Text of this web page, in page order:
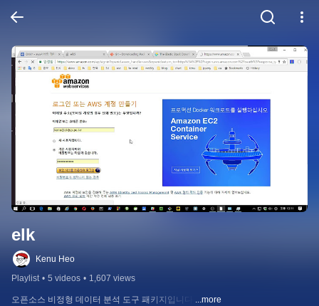
elk
Kenu Heo
Playlist • 5 videos • 1,607 views
오픈소스 비정형 데이터 분석 도구 패키지입니다. ...more